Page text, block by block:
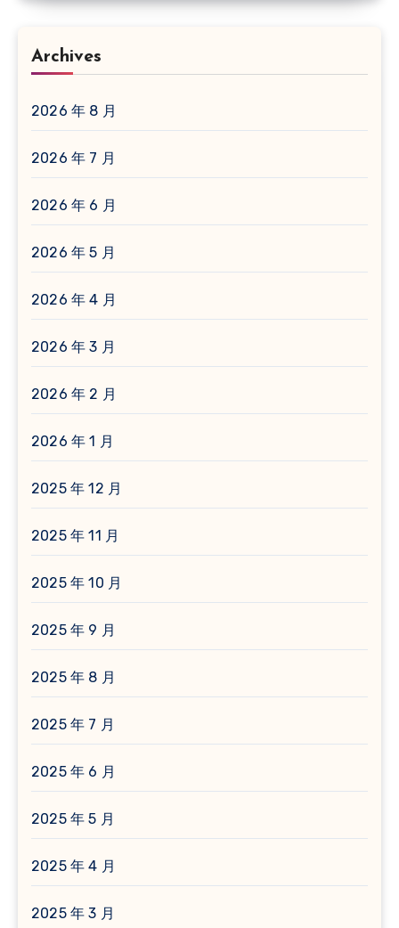
Archives
2026 年 8 月
2026 年 7 月
2026 年 6 月
2026 年 5 月
2026 年 4 月
2026 年 3 月
2026 年 2 月
2026 年 1 月
2025 年 12 月
2025 年 11 月
2025 年 10 月
2025 年 9 月
2025 年 8 月
2025 年 7 月
2025 年 6 月
2025 年 5 月
2025 年 4 月
2025 年 3 月